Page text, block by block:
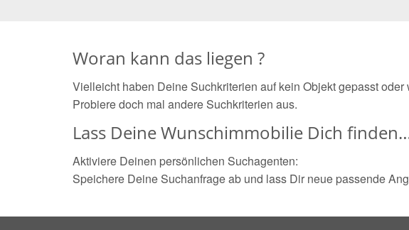
Woran kann das liegen ?
Vielleicht haben Deine Suchkriterien auf kein Objekt gepasst
Probiere doch mal andere Suchkriterien aus.
Lass Deine Wunschimmobilie Dich
Aktiviere Deinen persönlichen Suchagenten:
Speichere Deine Suchanfrage ab und lass Dir neue passende